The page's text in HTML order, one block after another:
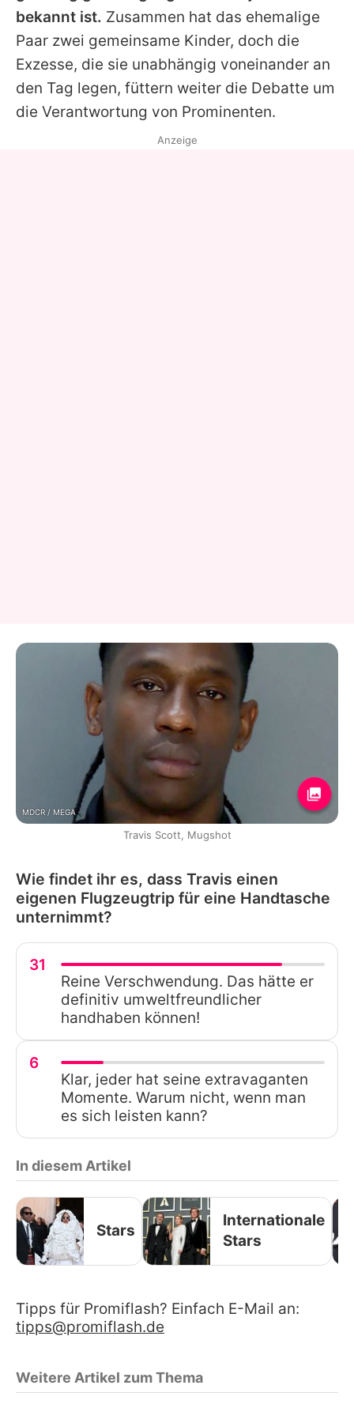
bekannt ist. Zusammen hat das ehemalige
Paar zwei gemeinsame Kinder, doch die
Exzesse, die sie unabhängig voneinander an
den Tag legen, füttern weiter die Debatte um
die Verantwortung von Prominenten.
Anzeige
MDCR / MEGA
Travis Scott, Mugshot
Wie findet ihr es, dass Travis einen
eigenen Flugzeugtrip für eine Handtasche
unternimmt?
31
Reine Verschwendung. Das hätte er
definitiv umweltfreundlicher
handhaben können!
6
Klar, jeder hat seine extravaganten
Momente. Warum nicht, wenn man
es sich leisten kann?
In diesem Artikel
Stars
Internationale
Stars
Tipps für Promiflash? Einfach E-Mail an:
tipps@promiflash.de
Weitere Artikel zum Thema